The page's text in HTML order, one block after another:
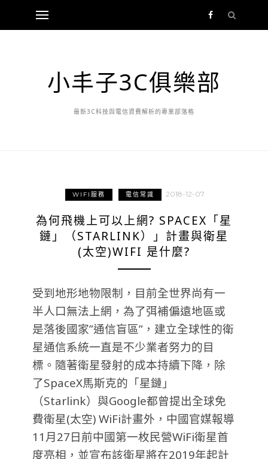
小丰子3C俱樂部
最新3C科技與電信資費解析的專業部落格
WIFI服務 電信常識 2018-12-07
為何飛機上可以上網? SPACEX「星
鏈」（STARLINK）」計畫與衛星
(太空)WIFI 是什麼?
受到地形地物限制，目前全世界尚有一
半人口無法上網，為了弭補偏遠地區或
是落後國家”通信盲區”，建立全球性的衛
星通信系統一直是不少業者努力的目
標。隨著衛星發射的成本持續下降，除
了SpaceX馬斯克的「星鏈」
（Starlink）與Google都曾提出全球免
費衛星(太空) WiFi計畫外，中國官媒報導
11月27日前中國第一枚民營WiFi衛星首
度亮相，並宣布該衛星將在2019年起計